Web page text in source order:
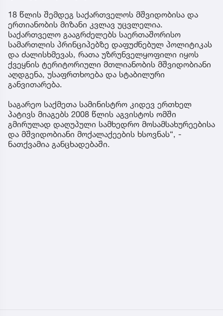
18 წლის შემდეგ საქართველოს მშვიდობისა და
ერთიანობის მიზანი კვლავ უცვლელია.
საქართველო გააგრძელებს საერთაშორისო
სამართლის პრინციპებზე დაფუძნებულ პოლიტიკას
და ძალისხმევას, რათა უზრუნველყოფილი იყოს
ქვეყნის ტერიტორიული მთლიანობის მშვიდობიანი
აღდგენა, უსაფრთხოება და სტაბილური
განვითარება.
საგარეო საქმეთა სამინისტრო კიდევ ერთხელ
პატივს მიაგებს 2008 წლის აგვისტოს ომში
გმირულად დაღუპული სამხედრო მოსამსახურეებისა
და მშვიდობიანი მოქალაქეების ხსოვნას“, -
ნათქვამია განცხადებაში.